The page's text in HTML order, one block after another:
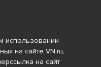
использовании
на сайте VN.ru,
на сайт